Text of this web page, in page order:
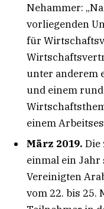
Nehammer:
vorliegenden
für
unter anderem
und einem
einem
März 2019. Die
einmal ein Jahr
Vereinigten
vom 22. bis 25.